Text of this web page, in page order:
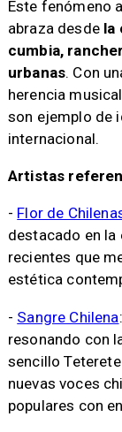
Este fenómeno
abraza desde la
cumbia,
urbanas. Con
herencia
son ejemplo de
internacional.
Artistas
- Flor de
destacado en la
recientes que
estética
- Sangre Chilena
resonando con
sencillo
nuevas voces
populares con